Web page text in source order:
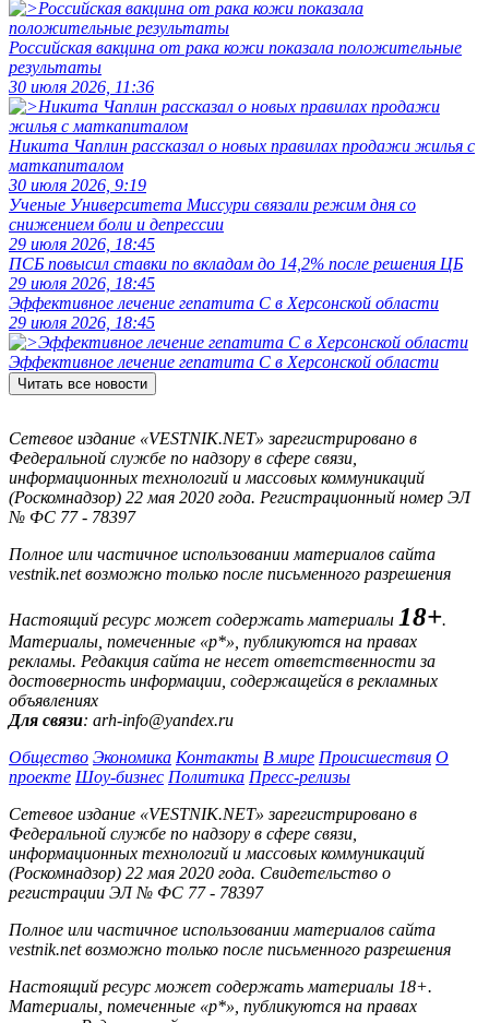
Российская вакцина от рака кожи показала положительные
результаты
30 июля 2026, 11:36
Никита Чаплин рассказал о новых правилах продажи жилья с
маткапиталом
30 июля 2026, 9:19
Ученые Университета Миссури связали режим дня со
снижением боли и депрессии
29 июля 2026, 18:45
ПСБ повысил ставки по вкладам до 14,2% после решения ЦБ
29 июля 2026, 18:45
Эффективное лечение гепатита C в Херсонской области
29 июля 2026, 18:45
Эффективное лечение гепатита C в Херсонской области
Читать все новости
Сетевое издание «VESTNIK.NET» зарегистрировано в
Федеральной службе по надзору в сфере связи,
информационных технологий и массовых коммуникаций
(Роскомнадзор) 22 мая 2020 года. Регистрационный номер ЭЛ
№ ФС 77 - 78397
Полное или частичное использовании материалов сайта
vestnik.net возможно только после письменного разрешения
Настоящий ресурс может содержать материалы 18+.
Материалы, помеченные «р*», публикуются на правах
рекламы. Редакция сайта не несет ответственности за
достоверность информации, содержащейся в рекламных
объявлениях
Для связи: arh-info@yandex.ru
Общество Экономика Контакты В мире Происшествия О
проекте Шоу-бизнес Политика Пресс-релизы
Сетевое издание «VESTNIK.NET» зарегистрировано в
Федеральной службе по надзору в сфере связи,
информационных технологий и массовых коммуникаций
(Роскомнадзор) 22 мая 2020 года. Свидетельство о
регистрации ЭЛ № ФС 77 - 78397
Полное или частичное использовании материалов сайта
vestnik.net возможно только после письменного разрешения
Настоящий ресурс может содержать материалы 18+.
Материалы, помеченные «р*», публикуются на правах